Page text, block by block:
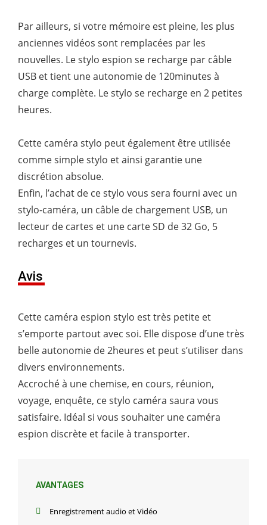
Par ailleurs, si votre mémoire est pleine, les plus
anciennes vidéos sont remplacées par les
nouvelles. Le stylo espion se recharge par câble
USB et tient une autonomie de 120minutes à
charge complète. Le stylo se recharge en 2 petites
heures.
Cette caméra stylo peut également être utilisée
comme simple stylo et ainsi garantie une
discrétion absolue.
Enfin, l’achat de ce stylo vous sera fourni avec un
stylo-caméra, un câble de chargement USB, un
lecteur de cartes et une carte SD de 32 Go, 5
recharges et un tournevis.
Avis
Cette caméra espion stylo est très petite et
s’emporte partout avec soi. Elle dispose d’une très
belle autonomie de 2heures et peut s’utiliser dans
divers environnements.
Accroché à une chemise, en cours, réunion,
voyage, enquête, ce stylo caméra saura vous
satisfaire. Idéal si vous souhaiter une caméra
espion discrète et facile à transporter.
AVANTAGES
Enregistrement audio et Vidéo